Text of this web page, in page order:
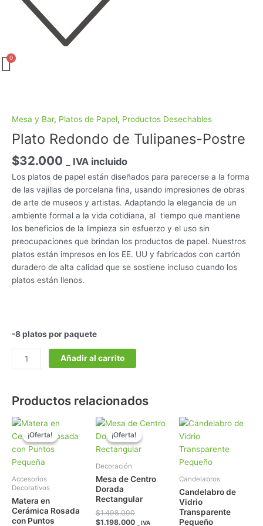
Mesa y Bar, Platos de Papel, Productos Desechables
Plato Redondo de Tulipanes-Postre
$32.000 _ IVA incluido
Los platos de papel están diseñados para parecerse a la forma
de las vajillas de porcelana fina, usando impresiones de obras
de arte de museos y artistas. Adaptando la elegancia de un
ambiente formal a la vida cotidiana, al tiempo que mantiene
los beneficios de la limpieza sin esfuerzo y el uso sin
preocupaciones que brindan los productos de papel. Nuestros
platos están impresos en los EE. UU y fabricados con cartón
duradero de alta calidad que se sostiene incluso cuando los
platos están llenos.
-8 platos por paquete
de
Tulipanes-
Postre
cantidad
Añadir al carrito
Productos relacionados
¡Oferta!
¡Oferta!
Accesorios
Decorativos
Matera en
Cerámica Rosada
con Puntos
El
precio
original
era:
$48.000.
actual
¡Oferta!
¡Oferta!
Decoración
Mesa de Centro
Dorada
Rectangular
$1.498.000
El
precio
original
era:
$1.198.000
El
precio
actual
es:
_ IVA
Candelabros
Candelabro de
Vidrio
Transparente
Pequeño